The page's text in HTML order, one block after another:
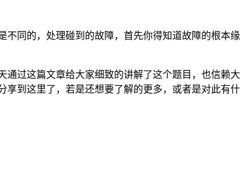
不同的，处理碰到的故障，首先你得知道故障的根本缘
过这篇文章给大家细致的讲解了这个题目，也信赖大
享到这里了，若是还想要了解的更多，或者是对此有什